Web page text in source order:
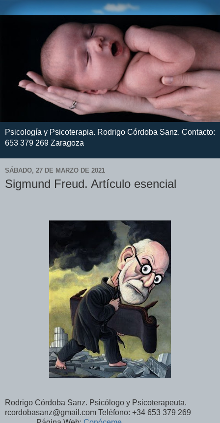
Psicología y Psicoterapia. Rodrigo Córdoba Sanz. Contacto:
653 379 269 Zaragoza
SÁBADO, 27 DE MARZO DE 2021
Sigmund Freud. Artículo esencial
Rodrigo Córdoba Sanz. Psicólogo y Psicoterapeuta.
rcordobasanz@gmail.com Teléfono: +34 653 379 269